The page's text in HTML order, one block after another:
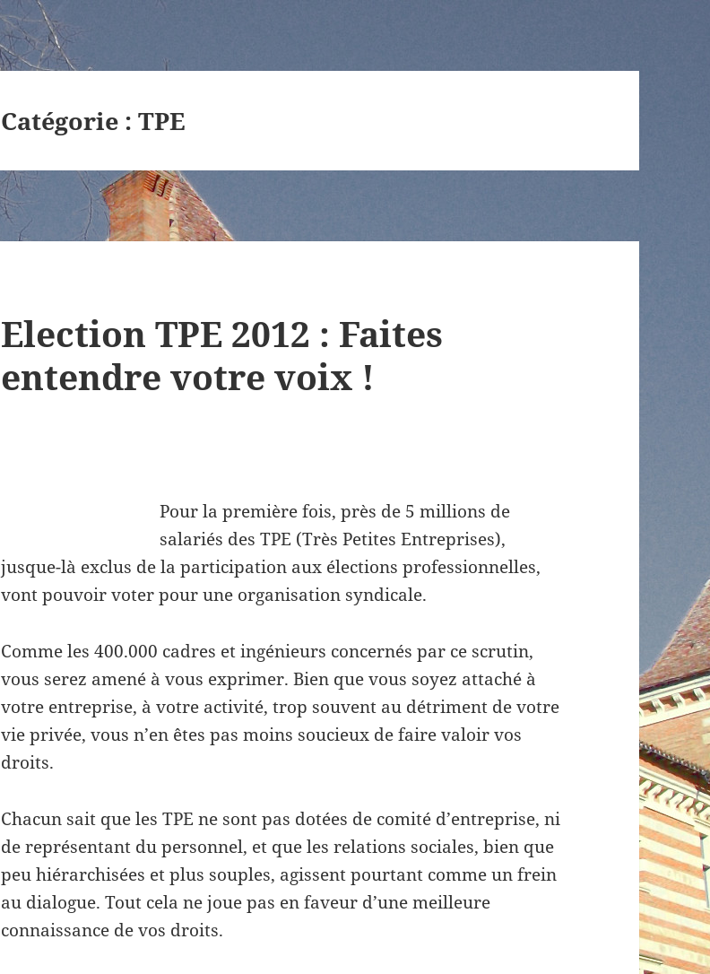
Catégorie :TPE
Election TPE 2012 : Faites
entendre votre voix !
Pour la première fois, près de 5 millions de
salariés des TPE (Très Petites Entreprises),
jusque-là exclus de la participation aux élections professionnelles,
vont pouvoir voter pour une organisation syndicale.
Comme les 400.000 cadres et ingénieurs concernés par ce scrutin,
vous serez amené à vous exprimer. Bien que vous soyez attaché à
votre entreprise, à votre activité, trop souvent au détriment de votre
vie privée, vous n’en êtes pas moins soucieux de faire valoir vos
droits.
Chacun sait que les TPE ne sont pas dotées de comité d’entreprise, ni
de représentant du personnel, et que les relations sociales, bien que
peu hiérarchisées et plus souples, agissent pourtant comme un frein
au dialogue. Tout cela ne joue pas en faveur d’une meilleure
connaissance de vos droits.